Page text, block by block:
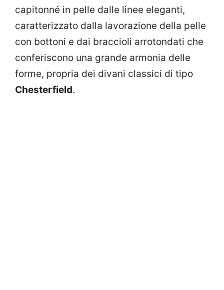
capitonné in pelle dalle linee eleganti,
caratterizzato dalla lavorazione della pelle
con bottoni e dai braccioli arrotondati che
conferiscono una grande armonia delle
forme, propria dei divani classici di tipo
Chesterfield.